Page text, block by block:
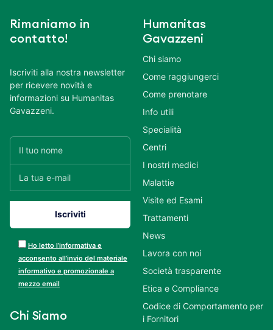
Rimaniamo in
contatto!
Iscriviti alla nostra newsletter
per ricevere novità e
informazioni su Humanitas
Gavazzeni.
Ho letto l’informativa e
acconsento all’invio del materiale
informativo e promozionale a
mezzo email
Chi Siamo
Humanitas
Gavazzeni
Chi siamo
Come raggiungerci
Come prenotare
Info utili
Specialità
Centri
I nostri medici
Malattie
Visite ed Esami
Trattamenti
News
Lavora con noi
Società trasparente
Etica e Compliance
Codice di Comportamento per
i Fornitori